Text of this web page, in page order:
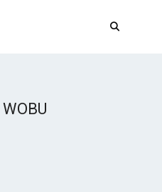
WOBU